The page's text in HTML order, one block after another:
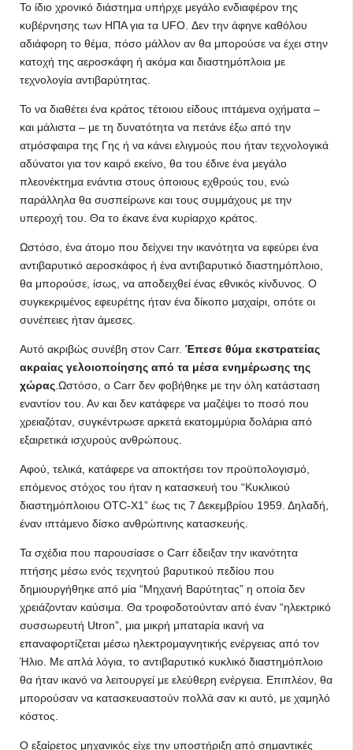
Το ίδιο χρονικό διάστημα υπήρχε μεγάλο ενδιαφέρον της
κυβέρνησης των ΗΠΑ για τα UFO. Δεν την άφηνε καθόλου
αδιάφορη το θέμα, πόσο μάλλον αν θα μπορούσε να έχει στην
κατοχή της αεροσκάφη ή ακόμα και διαστημόπλοια με
τεχνολογία αντιβαρύτητας.
Το να διαθέτει ένα κράτος τέτοιου είδους ιπτάμενα οχήματα –
και μάλιστα – με τη δυνατότητα να πετάνε έξω από την
ατμόσφαιρα της Γης ή να κάνει ελιγμούς που ήταν τεχνολογικά
αδύνατοι για τον καιρό εκείνο, θα του έδινε ένα μεγάλο
πλεονέκτημα ενάντια στους όποιους εχθρούς του, ενώ
παράλληλα θα συσπείρωνε και τους συμμάχους με την
υπεροχή του. Θα το έκανε ένα κυρίαρχο κράτος.
Ωστόσο, ένα άτομο που δείχνει την ικανότητα να εφεύρει ένα
αντιβαρυτικό αεροσκάφος ή ένα αντιβαρυτικό διαστημόπλοιο,
θα μπορούσε, ίσως, να αποδειχθεί ένας εθνικός κίνδυνος. Ο
συγκεκριμένος εφευρέτης ήταν ένα δίκοπο μαχαίρι, οπότε οι
συνέπειες ήταν άμεσες.
Αυτό ακριβώς συνέβη στον Carr. Έπεσε θύμα εκστρατείας
ακραίας γελοιοποίησης από τα μέσα ενημέρωσης της
χώρας .Ωστόσο, ο Carr δεν φοβήθηκε με την όλη κατάσταση
εναντίον του. Αν και δεν κατάφερε να μαζέψει το ποσό που
χρειαζόταν, συγκέντρωσε αρκετά εκατομμύρια δολάρια από
εξαιρετικά ισχυρούς ανθρώπους.
Αφού, τελικά, κατάφερε να αποκτήσει τον προϋπολογισμό,
επόμενος στόχος του ήταν η κατασκευή του “Κυκλικού
διαστημόπλοιου OTC-X1” έως τις 7 Δεκεμβρίου 1959. Δηλαδή,
έναν ιπτάμενο δίσκο ανθρώπινης κατασκευής.
Τα σχέδια που παρουσίασε ο Carr έδειξαν την ικανότητα
πτήσης μέσω ενός τεχνητού βαρυτικού πεδίου που
δημιουργήθηκε από μία “Μηχανή Βαρύτητας” η οποία δεν
χρειάζονταν καύσιμα. Θα τροφοδοτούνταν από έναν “ηλεκτρικό
συσσωρευτή Utron”, μια μικρή μπαταρία ικανή να
επαναφορτίζεται μέσω ηλεκτρομαγνητικής ενέργειας από τον
Ήλιο. Με απλά λόγια, το αντιβαρυτικό κυκλικό διαστημόπλοιο
θα ήταν ικανό να λειτουργεί με ελεύθερη ενέργεια. Επιπλέον, θα
μπορούσαν να κατασκευαστούν πολλά σαν κι αυτό, με χαμηλό
κόστος.
Ο εξαίρετος μηχανικός είχε την υποστήριξη από σημαντικές